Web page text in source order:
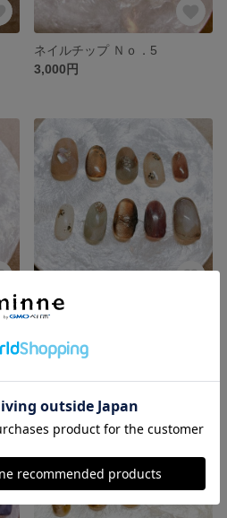
ネイルチップ Ｎｏ．5
3,000円
ネイルチップ Ｎｏ．3